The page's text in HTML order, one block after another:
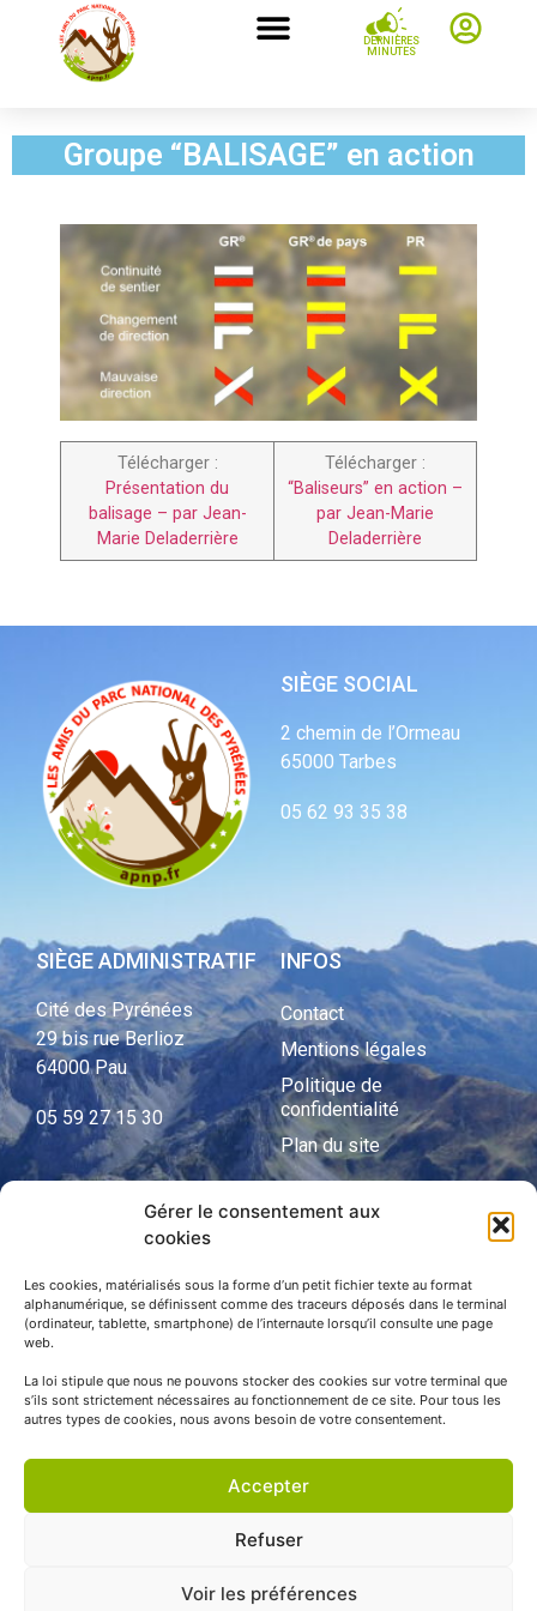
Gérer le consentement aux
cookies
Les cookies, matérialisés sous la forme d’un petit fichier texte au format
alphanumérique, se définissent comme des traceurs déposés dans le terminal
(ordinateur, tablette, smartphone) de l’internaute lorsqu’il consulte une page
web.
La loi stipule que nous ne pouvons stocker des cookies sur votre terminal que
s’ils sont strictement nécessaires au fonctionnement de ce site. Pour tous les
autres types de cookies, nous avons besoin de votre consentement.
Accepter
Refuser
Voir les préférences
DERNIÈRES
MINUTES
Groupe “BALISAGE” en action
Télécharger :
Présentation du
balisage – par Jean-
Marie Deladerrière
Télécharger :
“Baliseurs” en action –
par Jean-Marie
Deladerrière
SIÈGE SOCIAL
2 chemin de l’Ormeau
65000 Tarbes
05 62 93 35 38
SIÈGE ADMINISTRATIF
Cité des Pyrénées
29 bis rue Berlioz
64000 Pau
05 59 27 15 30
INFOS
Contact
Mentions légales
Politique de
confidentialité
Plan du site
APNP
Parc national des Pyrénées
© APNP Copyright Tous droits réservés © 1970 - 2023 | Une